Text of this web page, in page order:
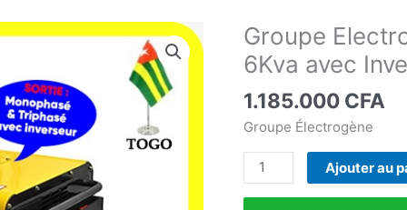
Groupe
6Kva avec
1.185.000 CFA
Groupe Électrogène
quantité
de
Groupe
Electrogène
Diésel
Silencieux
6Kva
avec
Ajouter au